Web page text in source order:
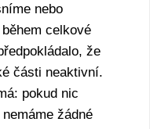
nebo
celkové
že
části neaktivní.
pokud nic
žádné